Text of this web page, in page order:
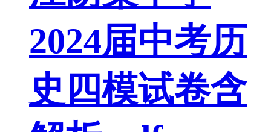
2024届中考历
史四模试卷含